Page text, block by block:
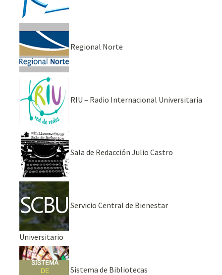
Regional Norte
RIU – Radio Internacional Universitaria
Sala de Redacción Julio Castro
Servicio Central de Bienestar
Universitario
Sistema de Bibliotecas